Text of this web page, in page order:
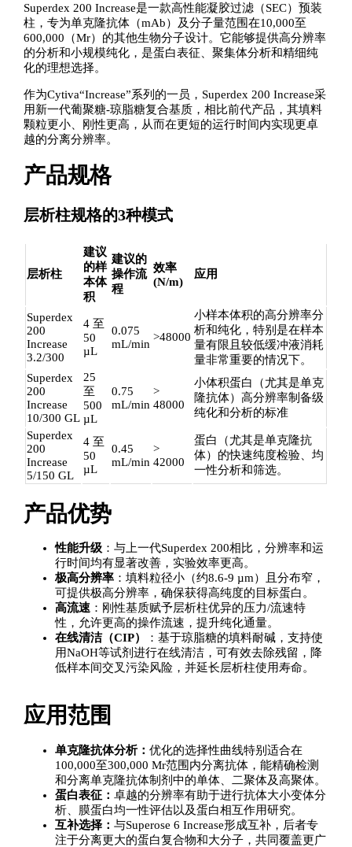
Superdex 200 Increase是一款高性能凝胶过滤（SEC）预装
柱，专为单克隆抗体（mAb）及分子量范围在10,000至
600,000（Mr）的其他生物分子设计。它能够提供高分辨率
的分析和小规模纯化，是蛋白表征、聚集体分析和精细纯
化的理想选择。
作为Cytiva“Increase”系列的一员，Superdex 200 Increase采
用新一代葡聚糖-琼脂糖复合基质，相比前代产品，其填料
颗粒更小、刚性更高，从而在更短的运行时间内实现更卓
越的分离分辨率。
产品规格
层析柱规格的3种模式
层析柱
建议
的样
本体
积
建议的
操作流
程
效率
(N/m)
应用
Superdex
200
Increase
3.2/300
4 至
50
µL
0.075
mL/min
>48000
小样本体积的高分辨率分
析和纯化，特别是在样本
量有限且较低缓冲液消耗
量非常重要的情况下。
Superdex
200
Increase
10/300 GL
25
至
500
µL
0.75
mL/min
>
48000
小体积蛋白（尤其是单克
隆抗体）高分辨率制备级
纯化和分析的标准
Superdex
200
Increase
5/150 GL
4 至
50
µL
0.45
mL/min
>
42000
蛋白（尤其是单克隆抗
体）的快速纯度检验、均
一性分析和筛选。
产品优势
性能升级：与上一代Superdex 200相比，分辨率和运
行时间均有显著改善，实验效率更高。
极高分辨率：填料粒径小（约8.6-9 µm）且分布窄，
可提供极高分辨率，确保获得高纯度的目标蛋白。
高流速：刚性基质赋予层析柱优异的压力/流速特
性，允许更高的操作流速，提升纯化通量。
在线清洁（CIP）
：基于琼脂糖的填料耐碱，支持使
用NaOH等试剂进行在线清洁，可有效去除残留，降
低样本间交叉污染风险，并延长层析柱使用寿命。
应用范围
单克隆抗体分析： 优化的选择性曲线特别适合在
100,000至300,000 Mr范围内分离抗体，能精确检测
和分离单克隆抗体制剂中的单体、二聚体及高聚体。
蛋白表征： 卓越的分辨率有助于进行抗体大小变体分
析、膜蛋白均一性评估以及蛋白相互作用研究。
互补选择： 与Superose 6 Increase形成互补，后者专
注于分离更大的蛋白复合物和大分子，共同覆盖更广